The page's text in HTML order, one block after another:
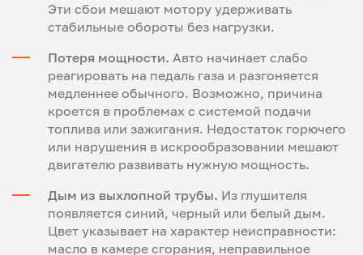
Эти сбои мешают мотору удерживать
стабильные обороты без нагрузки.
Потеря мощности. Авто начинает слабо
реагировать на педаль газа и разгоняется
медленнее обычного. Возможно, причина
кроется в проблемах с системой подачи
топлива или зажигания. Недостаток горючего
или нарушения в искрообразовании мешают
двигателю развивать нужную мощность.
Дым из выхлопной трубы. Из глушителя
появляется синий, черный или белый дым.
Цвет указывает на характер неисправности:
масло в камере сгорания, неправильное